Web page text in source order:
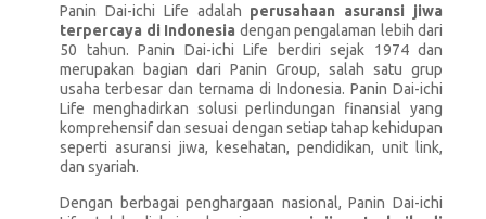
Panin Dai-ichi Life adalah perusahaan asuransi jiwa
terpercaya di Indonesia dengan pengalaman lebih dari
50 tahun. Panin Dai-ichi Life berdiri sejak 1974 dan
merupakan bagian dari Panin Group, salah satu grup
usaha terbesar dan ternama di Indonesia. Panin Dai-ichi
Life menghadirkan solusi perlindungan finansial yang
komprehensif dan sesuai dengan setiap tahap kehidupan
seperti asuransi jiwa, kesehatan, pendidikan, unit link,
dan syariah.
Dengan berbagai penghargaan nasional, Panin Dai-ichi